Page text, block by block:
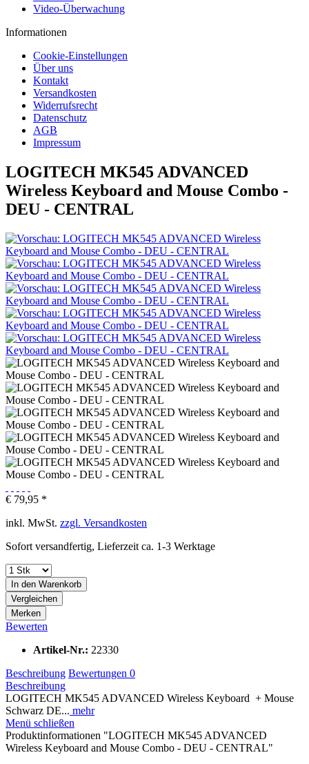
Video-Überwachung
Informationen
Cookie-Einstellungen
Über uns
Kontakt
Versandkosten
Widerrufsrecht
Datenschutz
AGB
Impressum
LOGITECH MK545 ADVANCED
Wireless Keyboard and Mouse Combo -
DEU - CENTRAL
€ 79,95 *
inkl. MwSt. zzgl. Versandkosten
Sofort versandfertig, Lieferzeit ca. 1-3 Werktage
In den Warenkorb
Vergleichen
Merken
Bewerten
Artikel-Nr.: 22330
Beschreibung Bewertungen 0
Beschreibung
LOGITECH MK545 ADVANCED Wireless Keyboard + Mouse
Schwarz DE... mehr
Menü schließen
Produktinformationen "LOGITECH MK545 ADVANCED
Wireless Keyboard and Mouse Combo - DEU - CENTRAL"